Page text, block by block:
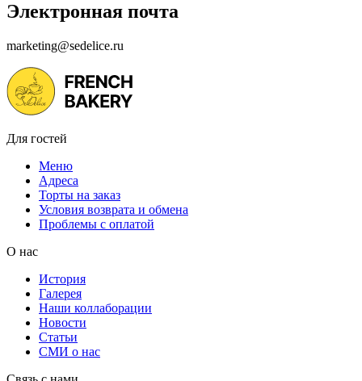
Электронная почта
marketing@sedelice.ru
Для гостей
Меню
Адреса
Торты на заказ
Условия возврата и обмена
Проблемы с оплатой
О нас
История
Галерея
Наши коллаборации
Новости
Статьи
СМИ о нас